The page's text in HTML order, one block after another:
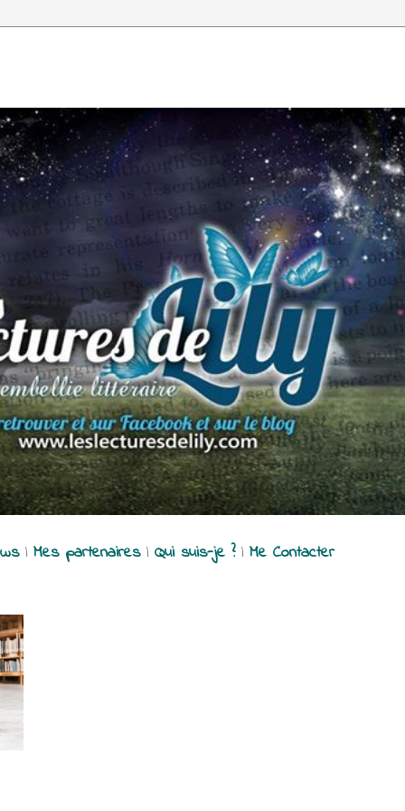
| Mes partenaires| Qui suis-je ?| Me Contacter